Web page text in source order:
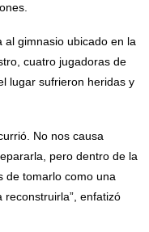
al gimnasio ubicado en la
cuatro jugadoras de
lugar sufrieron heridas y
No nos causa
pero dentro de la
de tomarlo como una
enfatizó